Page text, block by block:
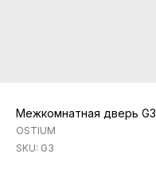
Межкомнатная дверь G3
OSTIUM
SKU: G3